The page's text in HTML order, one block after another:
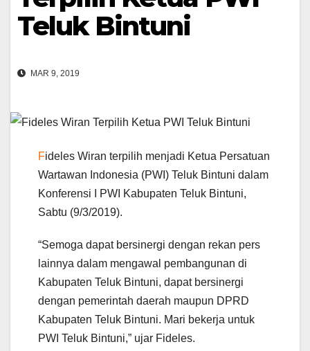
Teluk Bintuni
MAR 9, 2019
Fideles Wiran terpilih menjadi Ketua Persatuan
Wartawan Indonesia (PWI) Teluk Bintuni dalam
Konferensi I PWI Kabupaten Teluk Bintuni,
Sabtu (9/3/2019).
“Semoga dapat bersinergi dengan rekan pers
lainnya dalam mengawal pembangunan di
Kabupaten Teluk Bintuni, dapat bersinergi
dengan pemerintah daerah maupun DPRD
Kabupaten Teluk Bintuni. Mari bekerja untuk
PWI Teluk Bintuni,” ujar Fideles.